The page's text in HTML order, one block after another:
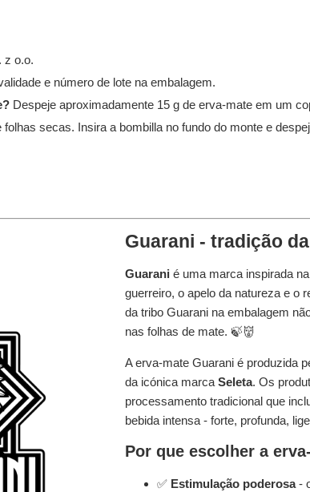
z o.o.
e número de lote na embalagem.
Despeje aproximadamente 15 g de erva-mate em um
secas. Insira a bombilla no fundo do monte e
Guarani - tradição
Guarani é uma marca inspirada
guerreiro, o apelo da natureza e o
da tribo Guarani na embalagem
nas folhas de mate. 🍃👹
A erva-mate Guarani é produzida
da icónica marcaSeleta. Os
processamento tradicional que
bebida intensa - forte, profunda,
Por que escolher a
✅ Estimulação poderosa-